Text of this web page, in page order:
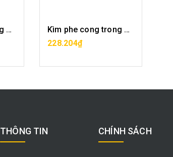
Kìm phe cong trong 9" CB0025-09
Kìm phe cong trong 13" CB0025-13
228.204₫
MUA HÀNG
THÔNG TIN CHÍNH SÁCH